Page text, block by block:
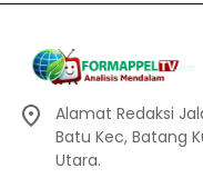
Alamat Redaksi
Batu Kec, Batang
Utara.